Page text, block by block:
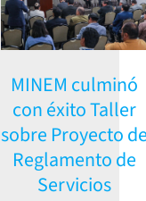
MINEM culminó
con éxito Taller
sobre Proyecto
Reglamento de
Servicios